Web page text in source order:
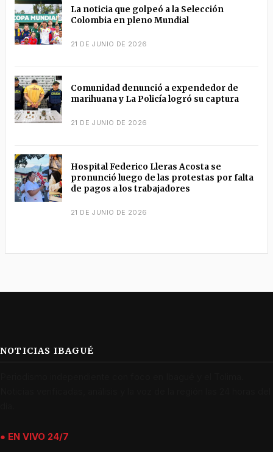
La noticia que golpeó a la Selección
Colombia en pleno Mundial
21 DE JUNIO DE 2026
Comunidad denunció a expendedor de
marihuana y La Policía logró su captura
21 DE JUNIO DE 2026
Hospital Federico Lleras Acosta se
pronunció luego de las protestas por falta
de pagos a los trabajadores
21 DE JUNIO DE 2026
NOTICIAS IBAGUÉ
● EN VIVO 24/7